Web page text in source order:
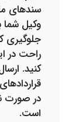
سندهای
وکیل شما
جلوگیری
راحت در
کنید.
در صورت
است.